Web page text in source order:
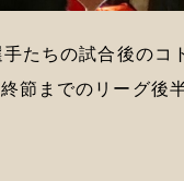
たちの試合後のコ
節までのリーグ後